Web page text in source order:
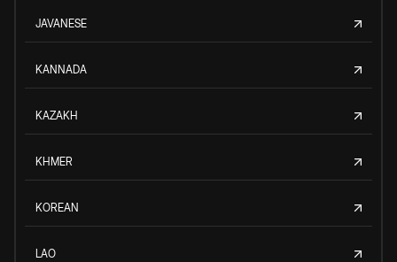
JAVANESE
KANNADA
KAZAKH
KHMER
KOREAN
LAO